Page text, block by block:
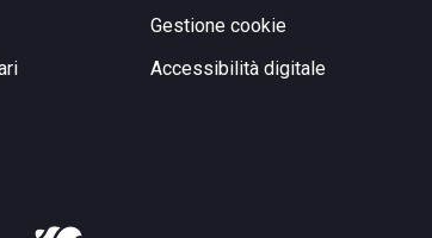
Gestione cookie
Accessibilità digitale